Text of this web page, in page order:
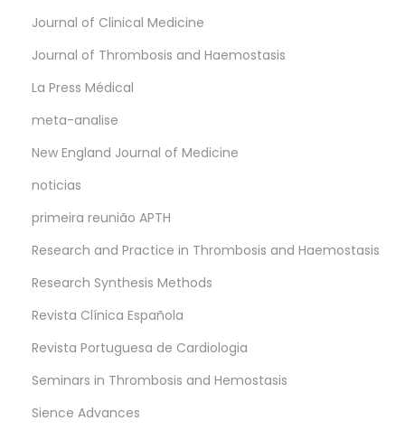
Journal of Clinical Medicine
Journal of Thrombosis and Haemostasis
La Press Médical
meta-analise
New England Journal of Medicine
noticias
primeira reunião APTH
Research and Practice in Thrombosis and Haemostasis
Research Synthesis Methods
Revista Clínica Española
Revista Portuguesa de Cardiologia
Seminars in Thrombosis and Hemostasis
Sience Advances